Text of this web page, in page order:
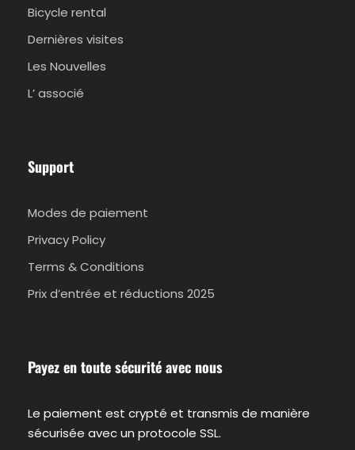
Bicycle rental
Dernières visites
Les Nouvelles
L’ associé
Support
Modes de paiement
Privacy Policy
Terms & Conditions
Prix d’entrée et réductions 2025
Payez en toute sécurité avec nous
Le paiement est crypté et transmis de manière
sécurisée avec un protocole SSL.